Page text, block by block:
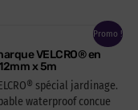
Promo !
VELCRO® en
x 5m
spécial jardinage.
waterproof concue